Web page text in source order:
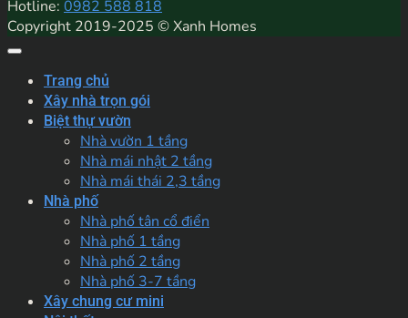
Hotline: 0982 588 818
Copyright 2019-2025 © Xanh Homes
Trang chủ
Xây nhà trọn gói
Biệt thự vườn
Nhà vườn 1 tầng
Nhà mái nhật 2 tầng
Nhà mái thái 2,3 tầng
Nhà phố
Nhà phố tân cổ điển
Nhà phố 1 tầng
Nhà phố 2 tầng
Nhà phố 3-7 tầng
Xây chung cư mini